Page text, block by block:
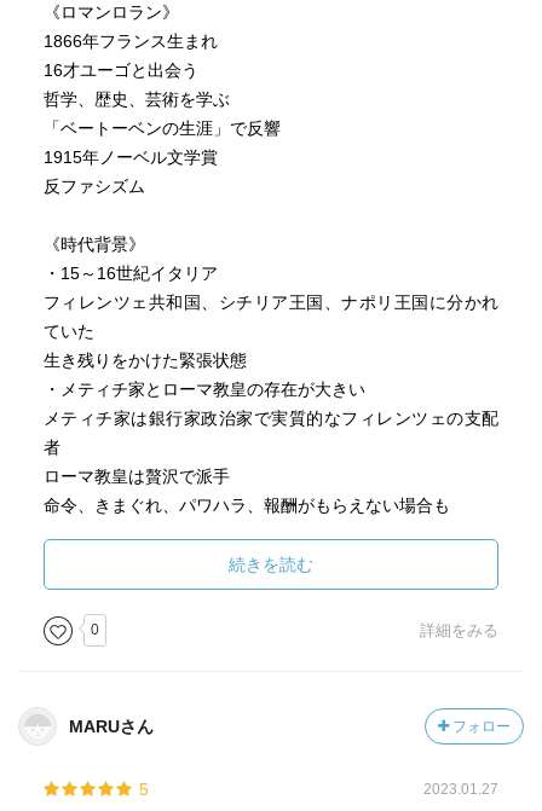
《ロマンロラン》
1866年フランス生まれ
16才ユーゴと出会う
哲学、歴史、芸術を学ぶ
「ベートーベンの生涯」で反響
1915年ノーベル文学賞
反ファシズム
《時代背景》
・15～16世紀イタリア
フィレンツェ共和国、シチリア王国、ナポリ王国に分かれ
ていた
生き残りをかけた緊張状態
・メティチ家とローマ教皇の存在が大きい
メティチ家は銀行家政治家で実質的なフィレンツェの支配
者
ローマ教皇は贅沢で派手
命令、きまぐれ、パワハラ、報酬がもらえない場合も
1475年イタリア生まれ
彫刻学校へ入学
・性格は完璧主義、人に頼れない、働きすぎ
親兄弟に金銭的要求
ブラマンテの罠１
続きを読む
0 詳細をみる
MARUさん フォロー
5 2023.01.27